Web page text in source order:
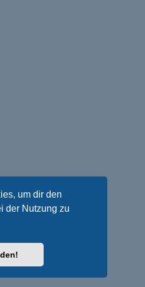
um dir den
der Nutzung zu